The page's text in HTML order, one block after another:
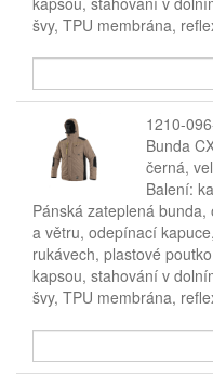
švy, TPU membrána,
1210-
Bunda
černá,
Balení:
Pánská zateplená bunda,
a větru, odepínací
rukávech, plastové
kapsou, stahování v
švy, TPU membrána,